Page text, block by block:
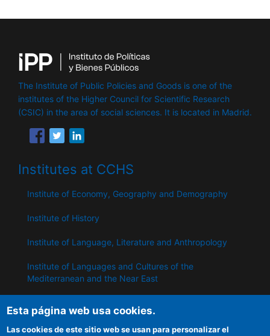
The Institute of Public Policies and Goods is one of the
institutes of the Higher Council for Scientific Research
(CSIC) in the area of ​​social sciences. It is located in Madrid.
Institutes at CCHS
Institute of Economy, Geography and Demography
Institute of History
Institute of Language, Literature and Anthropology
Institute of Languages ​​and Cultures of the
Mediterranean and the Near East
Institute of Public Policies and Goods
Esta página web usa cookies.
Las cookies de este sitio web se usan para personalizar el